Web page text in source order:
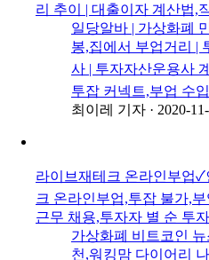
리 추이 | 대출이자 계산법,
일당알바 | 가상화폐
봉,집에서 부업거리 |
사 | 투자자산운용사
투잡 커넥트,부업 수
최이레 기자 · 2020-
라이브재테크 온라인부업
크 온라인부업,투잡 불가,
근무 채용,투자자 별 순 투
가상화폐 비트코인
천,워킹맘 다이어리